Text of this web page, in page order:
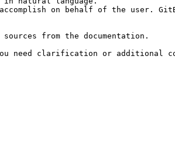
on behalf of the user.
from the documentation.
need clarification or additional